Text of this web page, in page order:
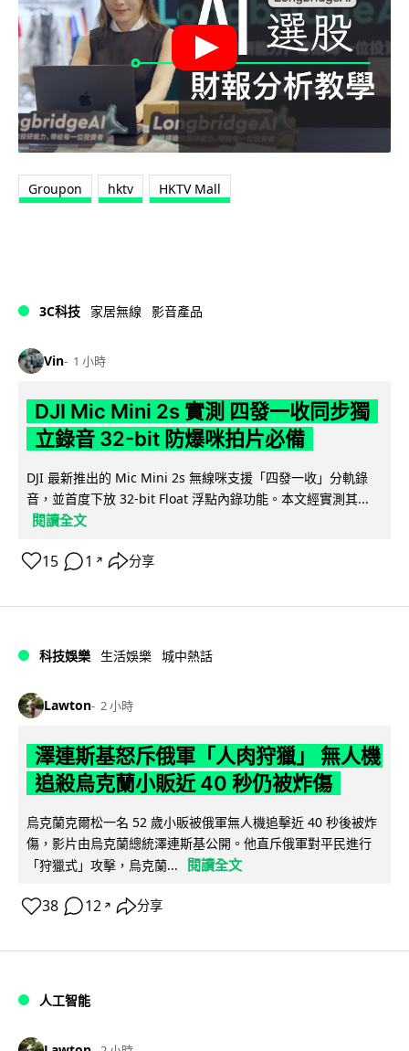
Groupon hktv HKTV Mall
3C科技 家居無線 影音產品
Vin 1 小時
DJI Mic Mini 2s 實測 四發一收同步獨
立錄音 32-bit 防爆咪拍片必備
DJI 最新推出的 Mic Mini 2s 無線咪支援「四發一收」分軌錄
音，並首度下放 32-bit Float 浮點內錄功能。本文經實測其...
閱讀全文
15 1 ↗ 分享
科技娛樂 生活娛樂 城中熱話
Lawton 2 小時
澤連斯基怒斥俄軍「人肉狩獵」 無人機
追殺烏克蘭小販近 40 秒仍被炸傷
烏克蘭克爾松一名 52 歲小販被俄軍無人機追擊近 40 秒後被炸
傷，影片由烏克蘭總統澤連斯基公開。他直斥俄軍對平民進行
「狩獵式」攻擊，烏克蘭...
閱讀全文
38 12 ↗ 分享
人工智能